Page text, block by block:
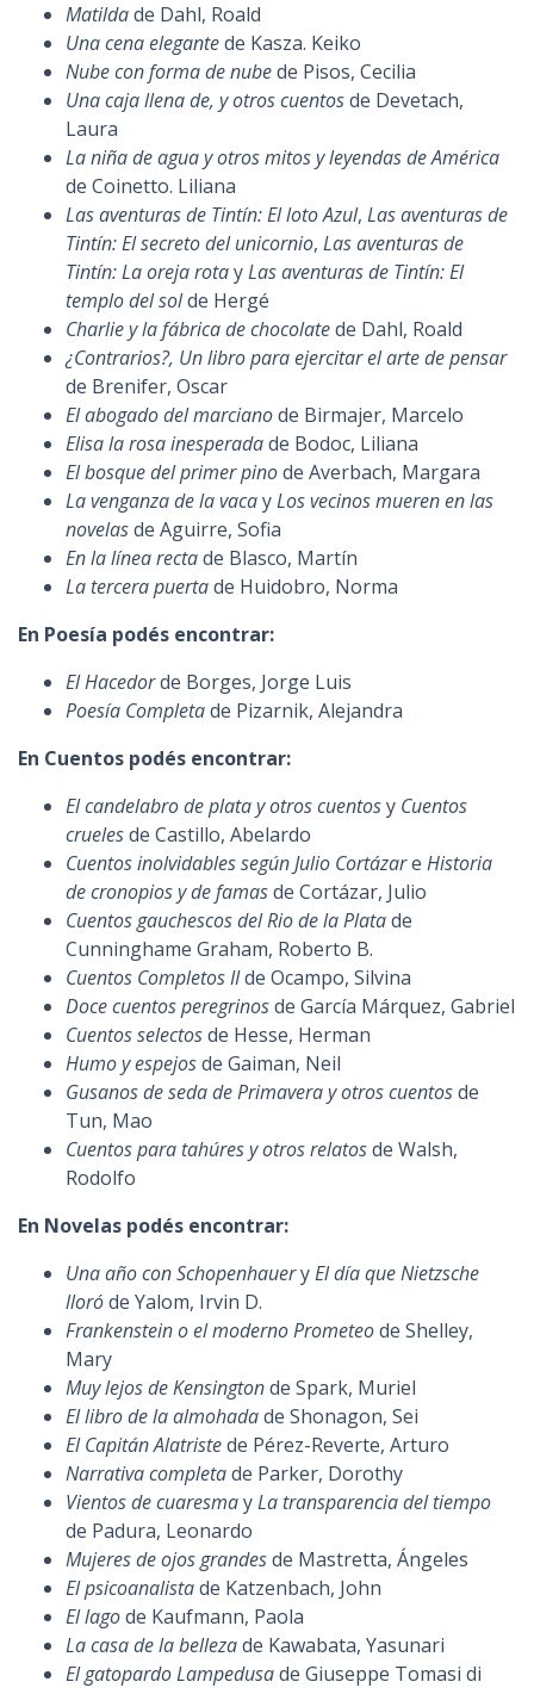
Matildade Dahl, Roald
Una cena elegantede Kasza. Keiko
Nube con forma de nubede Pisos, Cecilia
Una caja llena de, y otros cuentosde Devetach,
Laura
La niña de agua y otros mitos y leyendas de América
de Coinetto. Liliana
Las aventuras de Tintín: El loto Azul, Las aventuras de
Tintín: El secreto del unicornio, Las aventuras de
Tintín: La oreja rotayLas aventuras de Tintín: El
templo del solde Hergé
Charlie y la fábrica de chocolatede Dahl, Roald
¿Contrarios?, Un libro para ejercitar el arte de pensar
de Brenifer, Oscar
El abogado del marcianode Birmajer, Marcelo
Elisa la rosa inesperadade Bodoc, Liliana
El bosque del primer pinode Averbach, Margara
La venganza de la vacayLos vecinos mueren en las
novelasde Aguirre, Sofia
En la línea rectade Blasco, Martín
La tercera puertade Huidobro, Norma
En Poesía podés encontrar:
El Hacedorde Borges, Jorge Luis
Poesía Completade Pizarnik, Alejandra
En Cuentos podés encontrar:
El candelabro de plata y otros cuentosy Cuentos
cruelesde Castillo, Abelardo
Cuentos inolvidables según Julio Cortázare Historia
de cronopios y de famasde Cortázar, Julio
Cuentos gauchescos del Rio de la Platade
Cunninghame Graham, Roberto B.
Cuentos Completos IIde Ocampo, Silvina
Doce cuentos peregrinosde García Márquez, Gabriel
Cuentos selectosde Hesse, Herman
Humo y espejosde Gaiman, Neil
Gusanos de seda de Primavera y otros cuentosde
Tun, Mao
Cuentos para tahúres y otros relatosde Walsh,
Rodolfo
En Novelas podés encontrar:
Una año con SchopenhaueryEl día que Nietzsche
lloróde Yalom, Irvin D.
Frankenstein o el moderno Prometeode Shelley,
Mary
Muy lejos de Kensingtonde Spark, Muriel
El libro de la almohadade Shonagon, Sei
El Capitán Alatristede Pérez-Reverte, Arturo
Narrativa completade Parker, Dorothy
Vientos de cuaresmayLa transparencia del tiempo
de Padura, Leonardo
Mujeres de ojos grandesde Mastretta, Ángeles
El psicoanalistade Katzenbach, John
El lagode Kaufmann, Paola
La casa de la bellezade Kawabata, Yasunari
El gatopardo Lampedusade Giuseppe Tomasi di